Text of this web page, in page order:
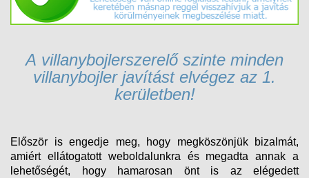
A villanybojlerszerelő szinte minden
villanybojler javítást elvégez az 1.
kerületben!
Először is engedje meg, hogy megköszönjük bizalmát,
amiért ellátogatott weboldalunkra és megadta annak a
lehetőségét, hogy hamarosan önt is az elégedett